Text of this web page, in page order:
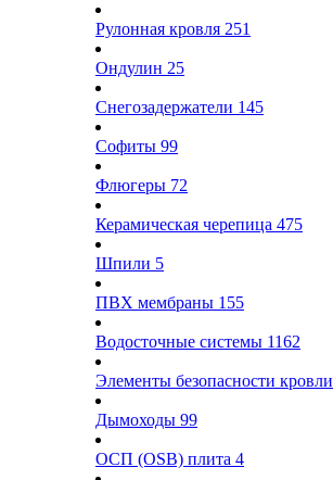
Рулонная кровля 251
Ондулин 25
Снегозадержатели 145
Софиты 99
Флюгеры 72
Керамическая черепица 475
Шпили 5
ПВХ мембраны 155
Водосточные системы 1162
Элементы безопасности кровли
Дымоходы 99
ОСП (OSB) плита 4